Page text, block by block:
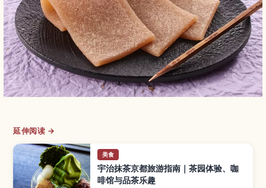
延伸阅读 →
美食
宇治抹茶京都旅游指南｜茶园体验、咖
啡馆与品茶乐趣